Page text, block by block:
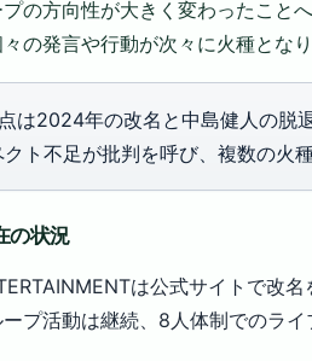
の方向性が大きく変わったこと
の発言や行動が次々に火種とな
は2024年の改名と中島健人の脱
ト不足が批判を呼び、複数の火
の状況
は公式サイトで改名
プ活動は継続、8人体制でのラ